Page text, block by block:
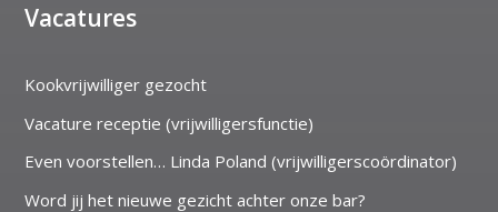
Vacatures
Kookvrijwilliger gezocht
Vacature receptie (vrijwilligersfunctie)
Even voorstellen… Linda Poland (vrijwilligerscoördinator)
Word jij het nieuwe gezicht achter onze bar?